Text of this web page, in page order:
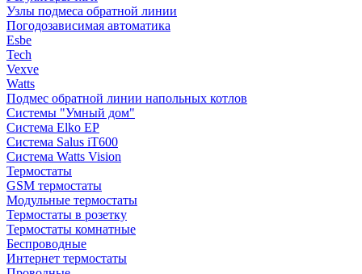
Узлы подмеса обратной линии
Погодозависимая автоматика
Esbe
Tech
Vexve
Watts
Подмес обратной линии напольных котлов
Системы "Умный дом"
Система Elko EP
Система Salus iT600
Система Watts Vision
Термостаты
GSM термостаты
Модульные термостаты
Термостаты в розетку
Термостаты комнатные
Беспроводные
Интернет термостаты